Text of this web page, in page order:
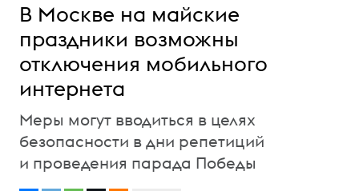
В Москве на майские
праздники возможны
отключения мобильного
интернета
Меры могут вводиться в целях
безопасности в дни репетиций
и проведения парада Победы